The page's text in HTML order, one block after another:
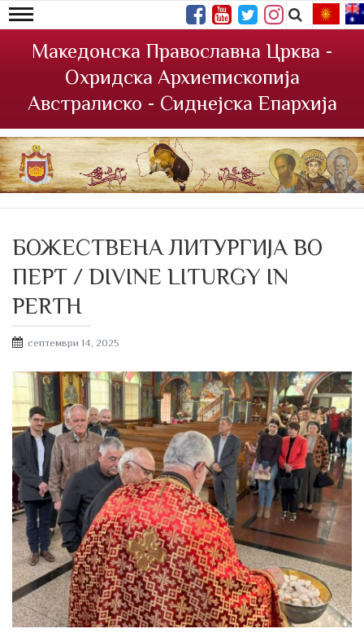
Македонска Православна Црква -
Охридска Архиепископија
Австралиско - Сиднејска Епархија
БОЖЕСТВЕНА ЛИТУРГИЈА ВО
ПЕРТ / DIVINE LITURGY IN
PERTH
Posted
септември 14, 2025